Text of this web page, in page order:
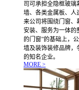
司可承担全隐框玻
墙、各类金属板、
来公司将围绕门窗、
安装、服务为一体的
的门窗”的基础上，
墙及装饰装修品牌，
的知名企业。
MORE >